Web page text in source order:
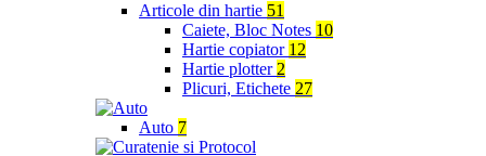
Articole din hartie 51
Caiete, Bloc Notes 10
Hartie copiator 12
Hartie plotter 2
Plicuri, Etichete 27
Auto 7